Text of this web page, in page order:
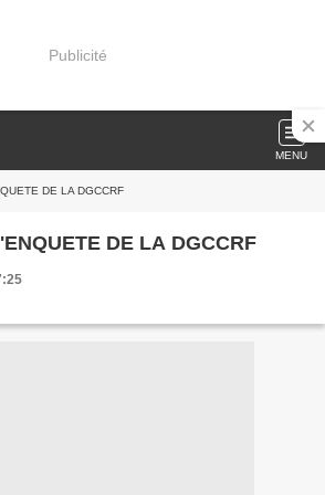
Publicité
MENU
DE LA DGCCRF
DE LA DGCCRF